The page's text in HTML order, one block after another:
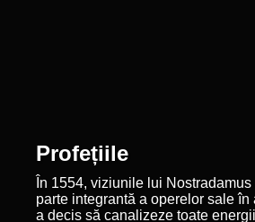
Profețiile
În 1554, viziunile lui
parte integrantă a operelor sale în
a decis să canalizeze toate